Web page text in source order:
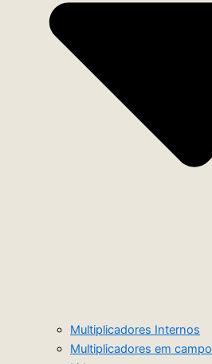
Multiplicadores Internos
Multiplicadores em campo